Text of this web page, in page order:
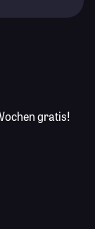
gratis!